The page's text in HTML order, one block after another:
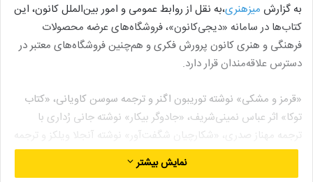
به گزارش میزهنری،به نقل از روابط عمومی و امور بین‌الملل کانون، این
کتاب‌ها در سامانه «دیجی‌کانون»، فروشگاه‌های عرضه محصولات
فرهنگی و هنری کانون پرورش فکری و هم‌چنین فروشگاه‌های معتبر در
دسترس علاقه‌مندان قرار دارد.
«قرمز و مشکی» نوشته توریبون اگنر و ترجمه سوسن کاویانی، «کتاب
توکا» اثر عباس نمینی‌شریف، «جادوگر بیکار» نوشته جانی رُداری با
ترجمه مهناز صدری، «شکارچیان شگفت‌آور» نوشته آنجلا ویلکز و ترجمه
محمدحسن بنکدار، «افسانه کچل کفترباز» نوشته لیسا جمیله برجسته،
«ماهی‌گیر و بهار» نوشته مژگان کلهر، «دعاهای زمینی پدربزرگ» اثر
نمایش بیشتر